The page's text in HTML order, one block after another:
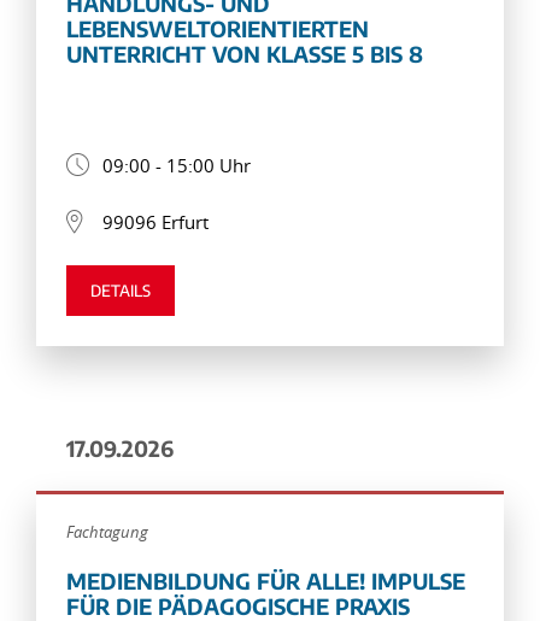
LEBENSWELTORIENTIERTEN
UNTERRICHT VON KLASSE 5 BIS 8
09:00 - 15:00 Uhr
99096 Erfurt
DETAILS
17.09.2026
Fachtagung
MEDIENBILDUNG FÜR ALLE! IMPULSE
FÜR DIE PÄDAGOGISCHE PRAXIS